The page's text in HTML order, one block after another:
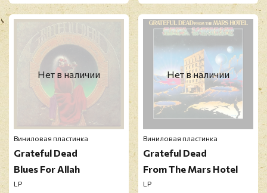
Нет в наличии
Виниловая пластинка
Grateful Dead
Blues For Allah
LP
Нет в наличии
Виниловая пластинка
Grateful Dead
From The Mars Hotel
LP